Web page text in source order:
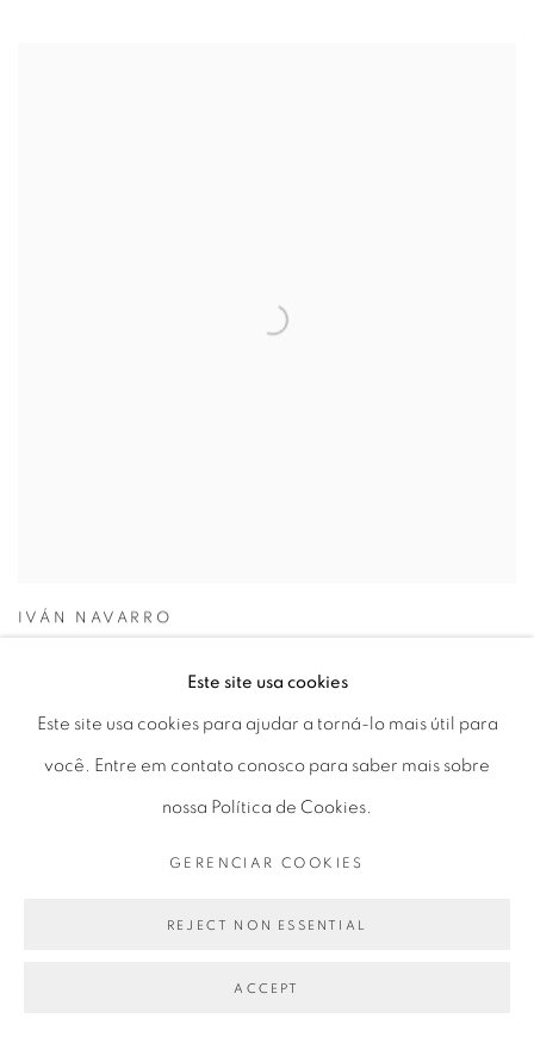
IVÁN NAVARRO
Farol Santander, São Paulo, Brasil
VIEW MORE DETAILS
Este site usa cookies
Este site usa cookies para ajudar a torná-lo mais útil para
você. Entre em contato conosco para saber mais sobre
nossa Política de Cookies.
GERENCIAR COOKIES
REJECT NON ESSENTIAL
ACCEPT